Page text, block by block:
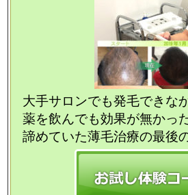
大手サロンでも発毛できな
薬を飲んでも効果が無かっ
諦めていた薄毛治療の最後